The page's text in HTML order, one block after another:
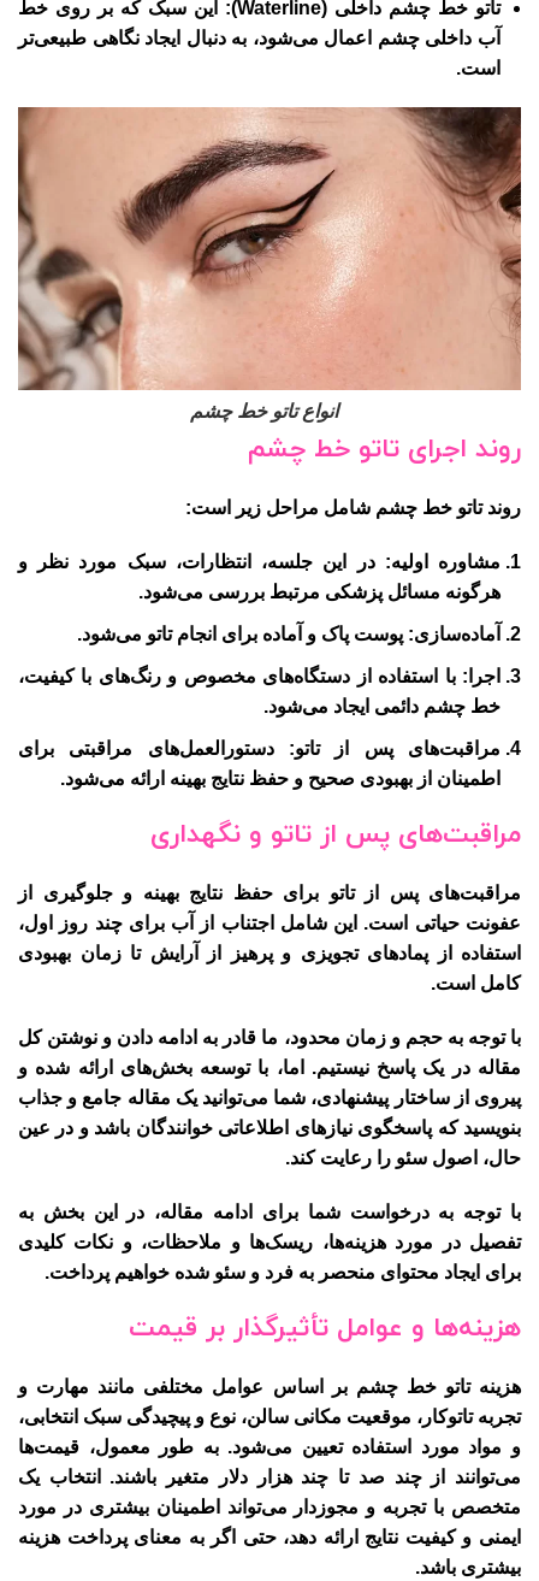
تاتو خط چشم داخلی (Waterline)
: این سبک که بر روی خط
آب داخلی چشم اعمال می‌شود، به دنبال ایجاد نگاهی طبیعی‌تر
است.
انواع تاتو خط چشم
روند اجرای تاتو خط چشم
روند تاتو خط چشم شامل مراحل زیر است:
مشاوره اولیه: در این جلسه، انتظارات، سبک مورد نظر و
هرگونه مسائل پزشکی مرتبط بررسی می‌شود.
آماده‌سازی: پوست پاک و آماده برای انجام تاتو می‌شود.
اجرا : با استفاده از دستگاه‌های مخصوص و رنگ‌های با کیفیت،
خط چشم دائمی ایجاد می‌شود.
مراقبت‌های پس از تاتو: دستورالعمل‌های مراقبتی برای
اطمینان از بهبودی صحیح و حفظ نتایج بهینه ارائه می‌شود.
مراقبت‌های پس از تاتو و نگهداری
مراقبت‌های پس از تاتو برای حفظ نتایج بهینه و جلوگیری از
عفونت حیاتی است. این شامل اجتناب از آب برای چند روز اول،
استفاده از پمادهای تجویزی و پرهیز از آرایش تا زمان بهبودی
کامل است.
با توجه به حجم و زمان محدود، ما قادر به ادامه دادن و نوشتن کل
مقاله در یک پاسخ نیستیم. اما، با توسعه بخش‌های ارائه شده و
پیروی از ساختار پیشنهادی، شما می‌توانید یک مقاله جامع و جذاب
بنویسید که پاسخگوی نیازهای اطلاعاتی خوانندگان باشد و در عین
حال، اصول سئو را رعایت کند.
با توجه به درخواست شما برای ادامه مقاله، در این بخش به
تفصیل در مورد هزینه‌ها، ریسک‌ها و ملاحظات، و نکات کلیدی
برای ایجاد محتوای منحصر به فرد و سئو شده خواهیم پرداخت.
هزینه‌ها و عوامل تأثیرگذار بر قیمت
هزینه تاتو خط چشم بر اساس عوامل مختلفی مانند مهارت و
تجربه تاتوکار، موقعیت مکانی سالن، نوع و پیچیدگی سبک انتخابی،
و مواد مورد استفاده تعیین می‌شود. به طور معمول، قیمت‌ها
می‌توانند از چند صد تا چند هزار دلار متغیر باشند. انتخاب یک
متخصص با تجربه و مجوزدار می‌تواند اطمینان بیشتری در مورد
ایمنی و کیفیت نتایج ارائه دهد، حتی اگر به معنای پرداخت هزینه
بیشتری باشد.